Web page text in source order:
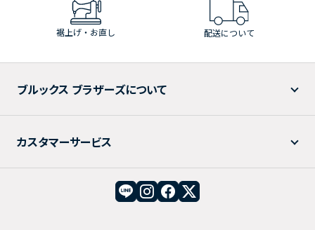
裾上げ・お直し 配送について
ブルックス ブラザーズについて
カスタマーサービス